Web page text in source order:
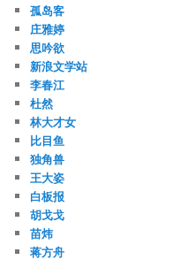
孤岛客
庄雅婷
思吟欲
新浪文学站
李春江
杜然
林大才女
比目鱼
独角兽
王大姿
白板报
胡戈戈
苗炜
蒋方舟